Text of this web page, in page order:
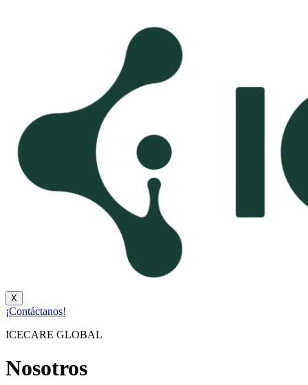
X
¡Contáctanos!
ICECARE GLOBAL
Nosotros